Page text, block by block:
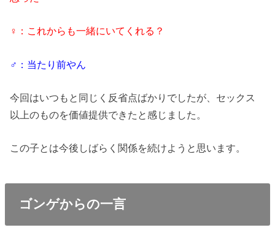
♀：これからも一緒にいてくれる？
♂：当たり前やん
今回はいつもと同じく反省点ばかりでしたが、セックス
以上のものを価値提供できたと感じました。
この子とは今後しばらく関係を続けようと思います。
ゴンゲからの一言